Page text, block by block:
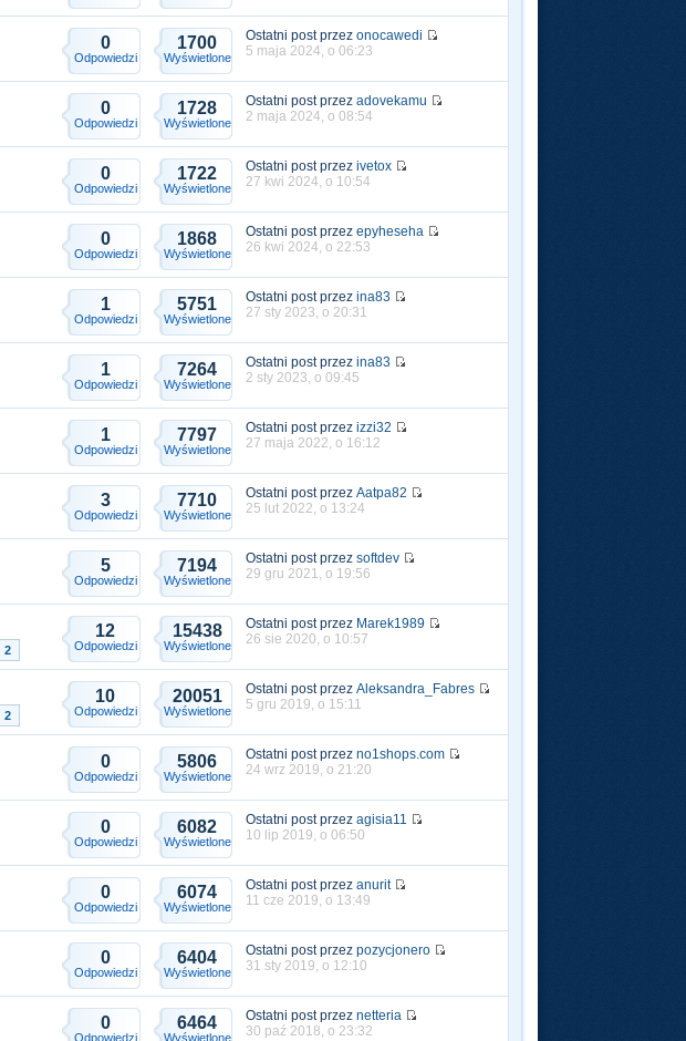
0
Odpowiedzi
1700
Wyświetlone
Ostatni post przezonocawedi
5 maja 2024, o 06:23
0
Odpowiedzi
1728
Wyświetlone
Ostatni post przezadovekamu
2 maja 2024, o 08:54
0
Odpowiedzi
1722
Wyświetlone
Ostatni post przezivetox
27 kwi 2024, o 10:54
0
Odpowiedzi
1868
Wyświetlone
Ostatni post przezepyheseha
26 kwi 2024, o 22:53
1
Odpowiedzi
5751
Wyświetlone
Ostatni post przezina83
27 sty 2023, o 20:31
1
Odpowiedzi
7264
Wyświetlone
Ostatni post przezina83
2 sty 2023, o 09:45
1
Odpowiedzi
7797
Wyświetlone
Ostatni post przezizzi32
27 maja 2022, o 16:12
3
Odpowiedzi
7710
Wyświetlone
Ostatni post przezAatpa82
25 lut 2022, o 13:24
5
Odpowiedzi
7194
Wyświetlone
Ostatni post przezsoftdev
29 gru 2021, o 19:56
2
12
Odpowiedzi
15438
Wyświetlone
Ostatni post przez Marek1989
26 sie 2020, o 10:57
2
10
Odpowiedzi
20051
Wyświetlone
Ostatni post przezAleksandra_Fabres
5 gru 2019, o 15:11
0
Odpowiedzi
5806
Wyświetlone
Ostatni post przezno1shops.com
24 wrz 2019, o 21:20
0
Odpowiedzi
6082
Wyświetlone
Ostatni post przezagisia11
10 lip 2019, o 06:50
0
Odpowiedzi
6074
Wyświetlone
Ostatni post przezanurit
11 cze 2019, o 13:49
0
Odpowiedzi
6404
Wyświetlone
Ostatni post przezpozycjonero
31 sty 2019, o 12:10
0
Odpowiedzi
6464
Wyświetlone
Ostatni post przeznetteria
30 paź 2018, o 23:32